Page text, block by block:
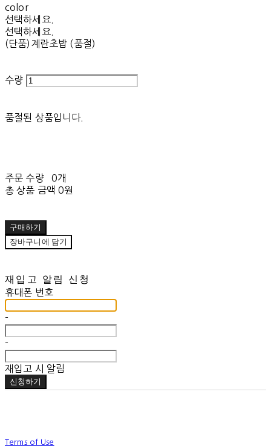
color
선택하세요.
선택하세요.
(단품)계란초밥 (품절)
수량
품절된 상품입니다.
주문 수량
0개
총 상품 금액 0원
구매하기
장바구니에 담기
재입고 알림 신청
휴대폰 번호
-
-
재입고 시 알림
신청하기
Terms of Use